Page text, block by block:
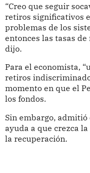
“Creo que seguir
retiros significativos
problemas de los
entonces las tasas de
dijo.
Para el economista,
retiros
momento en que el
los fondos.
Sin embargo,
ayuda a que crezca
la recuperación.